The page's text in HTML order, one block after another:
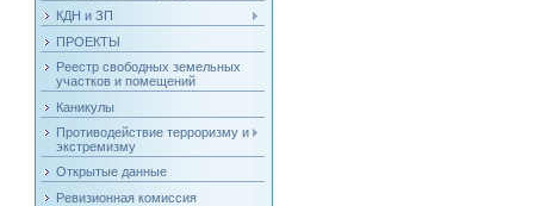
КДН и ЗП
ПРОЕКТЫ
Реестр свободных земельных
участков и помещений
Каникулы
Противодействие терроризму и
экстремизму
Открытые данные
Ревизионная комиссия